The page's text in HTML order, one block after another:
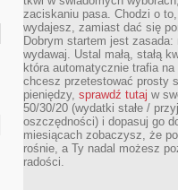
zaciskaniu pasa. Chodzi o
wydajesz, zamiast dać się
Dobrym startem jest zasada:
wydawaj. Ustal małą, stałą
która automatycznie trafia
chcesz przetestować prosty
pieniędzy, sprawdź tutaj w
50/30/20 (wydatki stałe /
oszczędności) i dopasuj go
miesiącach zobaczysz, że
rośnie, a Ty nadal możesz
radości.